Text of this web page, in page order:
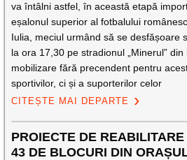
va întâlni astfel, în această etapă
eșalonul superior al fotbalului
Iulia, meciul urmând să se desfășoare
la ora 17,30 pe stradionul „Minerul”
mobilizare fără precendent pentru
sportivilor, ci și a suporterilor celor
CITEȘTE MAI DEPARTE
PROIECTE DE
43 DE BLOCURI DIN